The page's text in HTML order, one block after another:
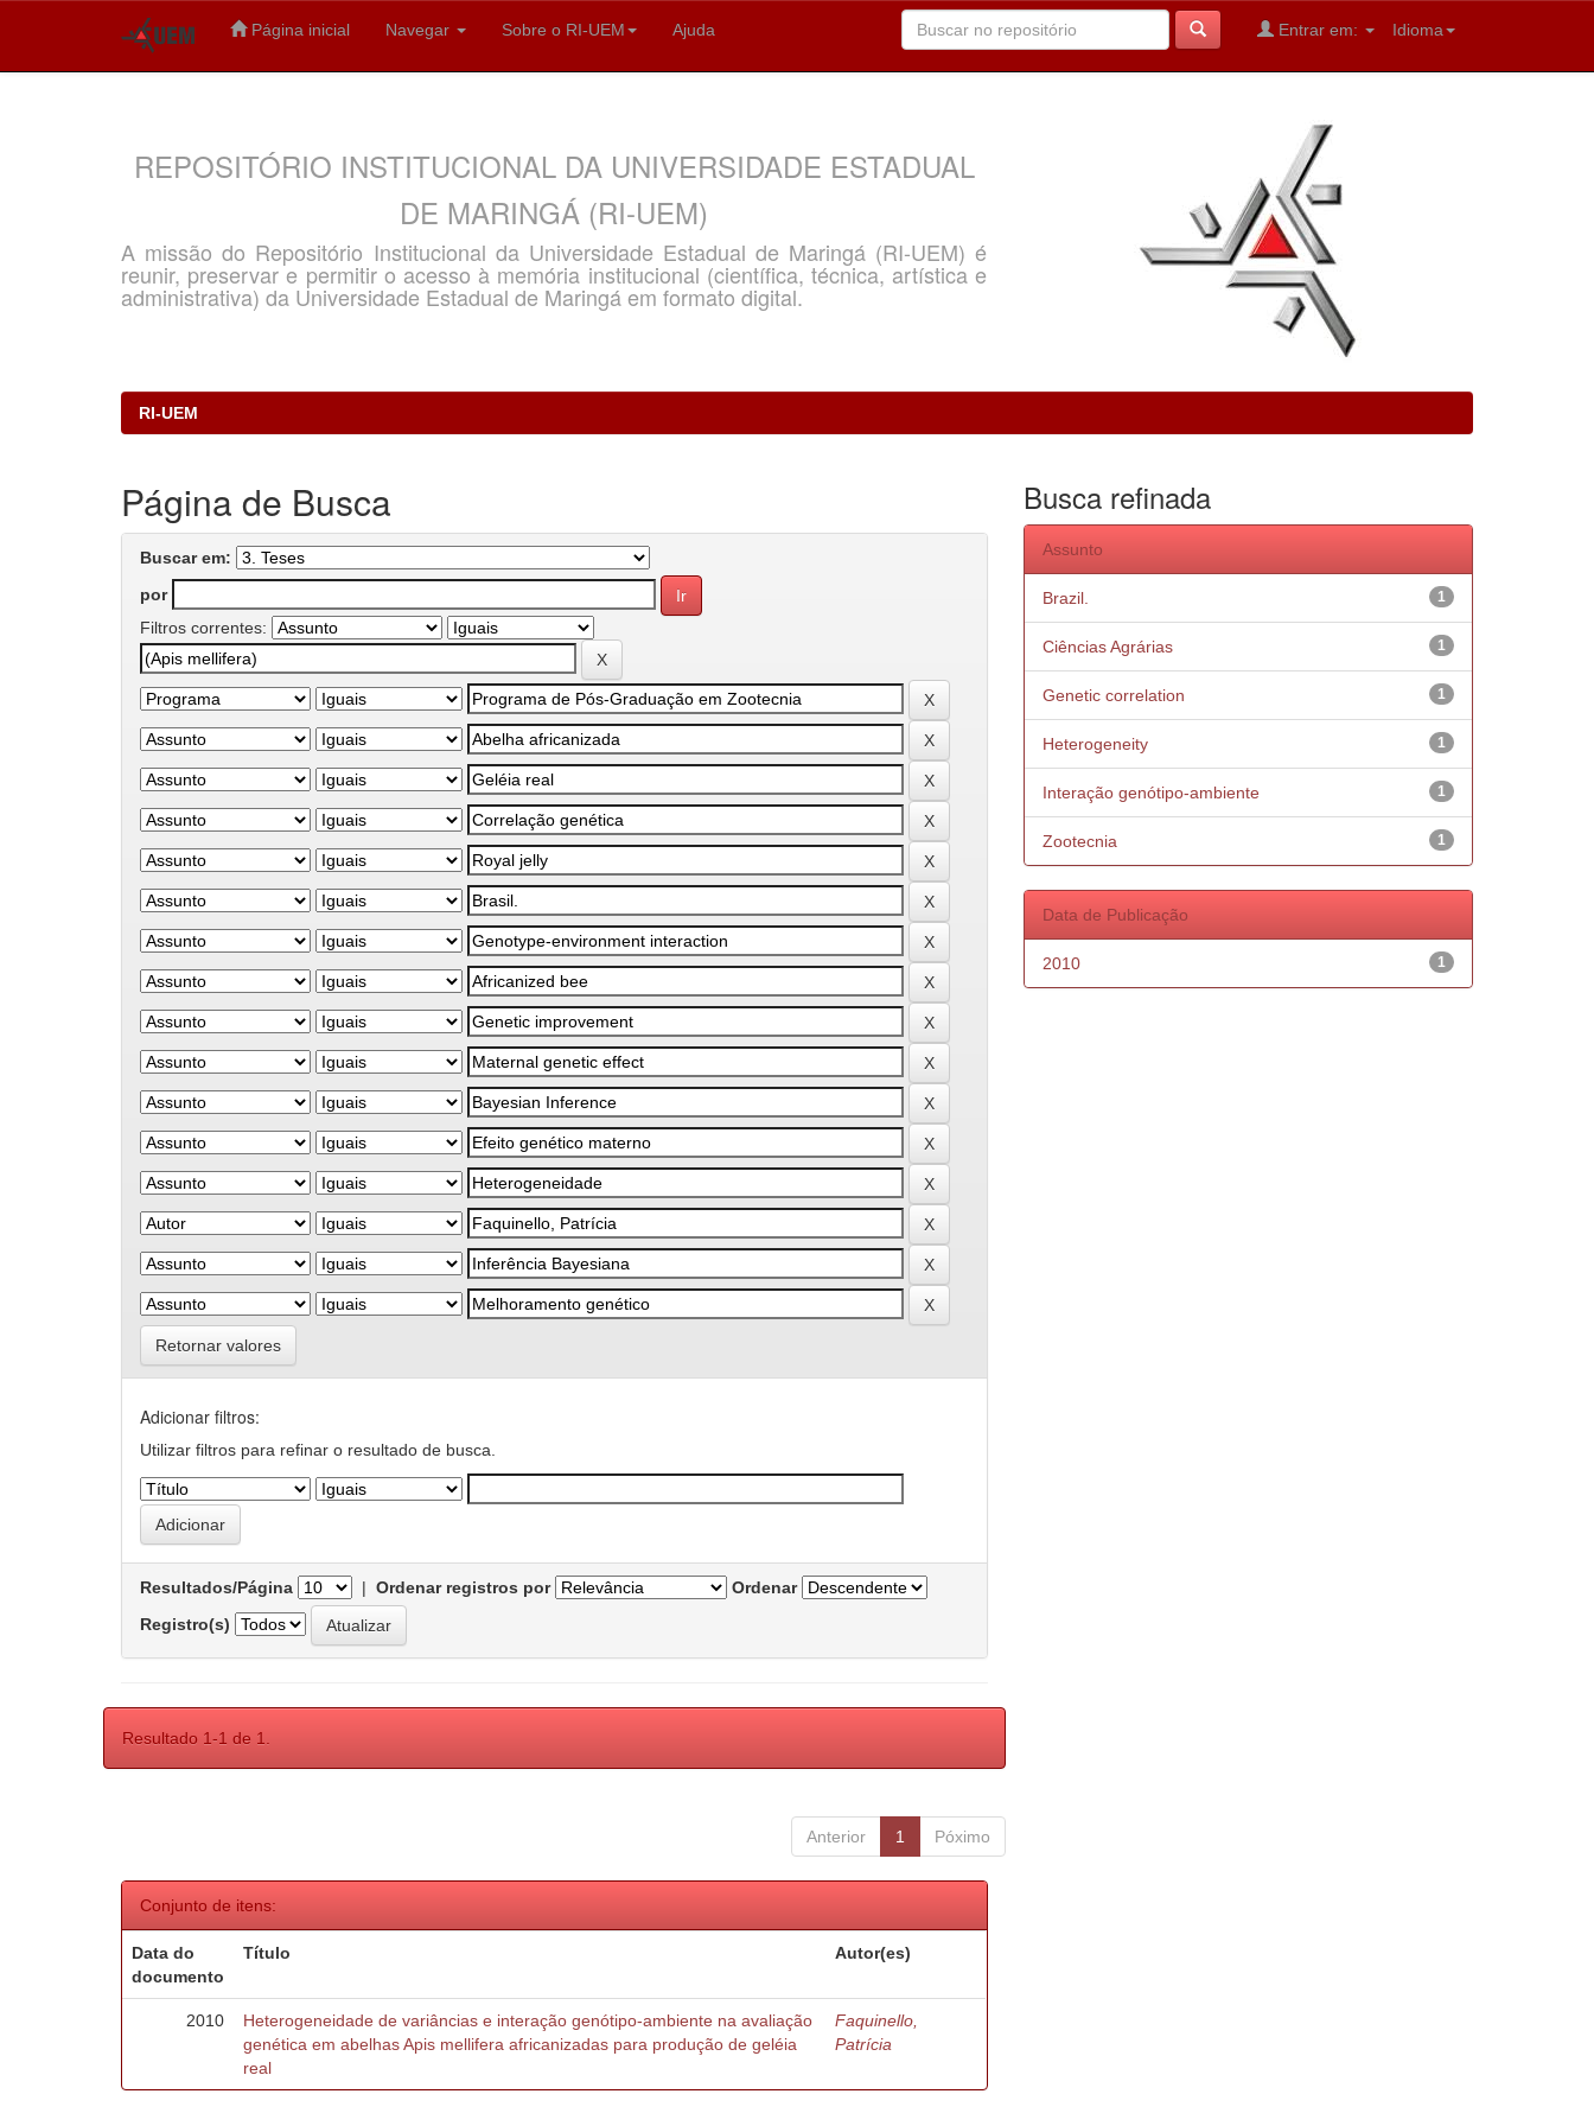
Página inicial Navegar Sobre o RI-UEM Ajuda Idioma
Entrar em:
REPOSITÓRIO INSTITUCIONAL DA UNIVERSIDADE ESTADUAL
DE MARINGÁ (RI-UEM)
A missão do Repositório Institucional da Universidade Estadual de Maringá (RI-UEM) é
reunir, preservar e permitir o acesso à memória institucional (científica, técnica, artística e
administrativa) da Universidade Estadual de Maringá em formato digital.
RI-UEM
Página de Busca
Buscar em:
por
Filtros correntes:
Retornar valores
Adicionar filtros:
Utilizar filtros para refinar o resultado de busca.
Resultados/Página | Ordenar registros por
Ordenar
Registro(s)
Resultado 1-1 de 1.
Anterior 1 Póximo
Conjunto de itens:
Data do
documento
Título Autor(es)
2010
Heterogeneidade de variâncias e interação genótipo-ambiente na avaliação
genética em abelhas Apis mellifera africanizadas para produção de geléia
real
Faquinello,
Patrícia
Busca refinada
Assunto
1
Brazil.
1
Ciências Agrárias
1
Genetic correlation
1
Heterogeneity
1
Interação genótipo-ambiente
1
Zootecnia
Data de Publicação
1
2010